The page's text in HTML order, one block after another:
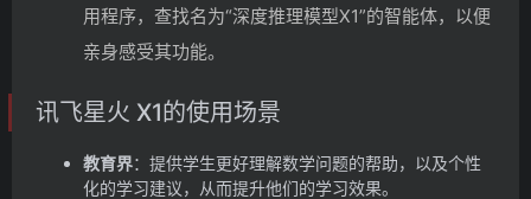
用程序，查找名为“深度推理模型X1”的智能体，以便
亲身感受其功能。
讯飞星火 X1的使用场景
教育界：提供学生更好理解数学问题的帮助，以及个性
化的学习建议，从而提升他们的学习效果。